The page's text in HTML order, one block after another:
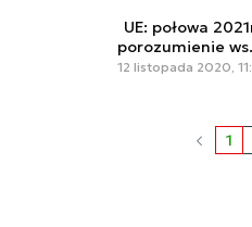
UE: połowa
porozumienie
12 listopada 2020,
1